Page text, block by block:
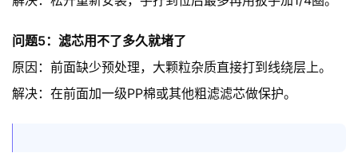
问题5：滤芯用不了多久就堵了
原因：前面缺少预处理，大颗粒杂质直接打到线绕层上。
解决：在前面加一级PP棉或其他粗滤滤芯做保护。